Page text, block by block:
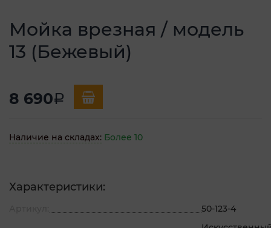
Мойка врезная / модель
13 (Бежевый)
8 690a
Наличие на складах: Более 10
Характеристики:
50-123-4